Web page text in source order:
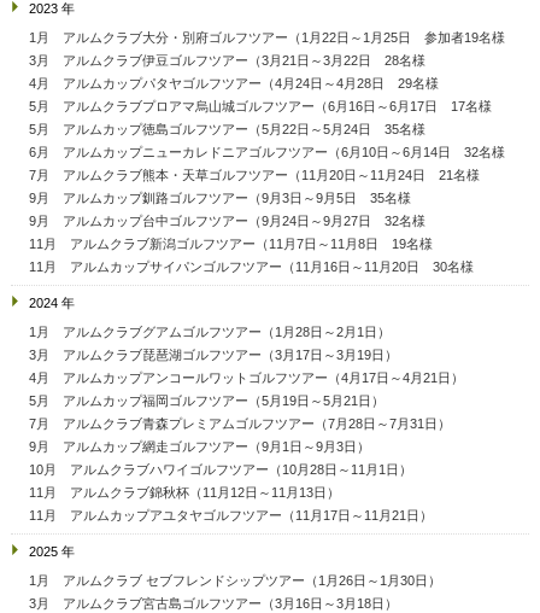
2023 年
1月 アルムクラブ大分・別府ゴルフツアー（1月22日～1月25日 参加者19名様
3月 アルムクラブ伊豆ゴルフツアー（3月21日～3月22日 28名様
4月 アルムカップパタヤゴルフツアー（4月24日～4月28日 29名様
5月 アルムクラブプロアマ烏山城ゴルフツアー（6月16日～6月17日 17名様
5月 アルムカップ徳島ゴルフツアー（5月22日～5月24日 35名様
6月 アルムカップニューカレドニアゴルフツアー（6月10日～6月14日 32名様
7月 アルムクラブ熊本・天草ゴルフツアー（11月20日～11月24日 21名様
9月 アルムカップ釧路ゴルフツアー（9月3日～9月5日 35名様
9月 アルムカップ台中ゴルフツアー（9月24日～9月27日 32名様
11月 アルムクラブ新潟ゴルフツアー（11月7日～11月8日 19名様
11月 アルムカップサイパンゴルフツアー（11月16日～11月20日 30名様
2024 年
1月 アルムクラブグアムゴルフツアー（1月28日～2月1日）
3月 アルムクラブ琵琶湖ゴルフツアー（3月17日～3月19日）
4月 アルムカップアンコールワットゴルフツアー（4月17日～4月21日）
5月 アルムカップ福岡ゴルフツアー（5月19日～5月21日）
7月 アルムクラブ青森プレミアムゴルフツアー（7月28日～7月31日）
9月 アルムカップ網走ゴルフツアー（9月1日～9月3日）
10月 アルムクラブハワイゴルフツアー（10月28日～11月1日）
11月 アルムクラブ錦秋杯（11月12日～11月13日）
11月 アルムカップアユタヤゴルフツアー（11月17日～11月21日）
2025 年
1月 アルムクラブ セブフレンドシップツアー（1月26日～1月30日）
3月 アルムクラブ宮古島ゴルフツアー（3月16日～3月18日）